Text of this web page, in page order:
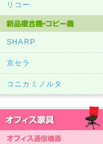
リコー
SHARP
京セラ
コニカミノルタ